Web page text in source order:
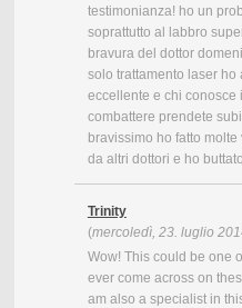
testimonianza! ho un
soprattutto al labbro
bravura del dottor
solo trattamento laser ho
eccellente e chi conosce
combattere prendete
bravissimo ho fatto molte
da altri dottori e ho
Trinity
(mercoledì, 23. luglio
Wow! This could be one
ever come across on
am also a specialist in